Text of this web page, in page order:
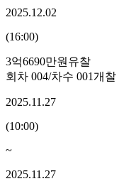
2025.12.02
(16:00)
3억6690만원 유찰
회차 004/차수 001개찰
2025.11.27
(10:00)
~
2025.11.27